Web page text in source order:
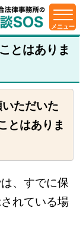
とはありま
ただいた
とはありま
、すでに保
れている場